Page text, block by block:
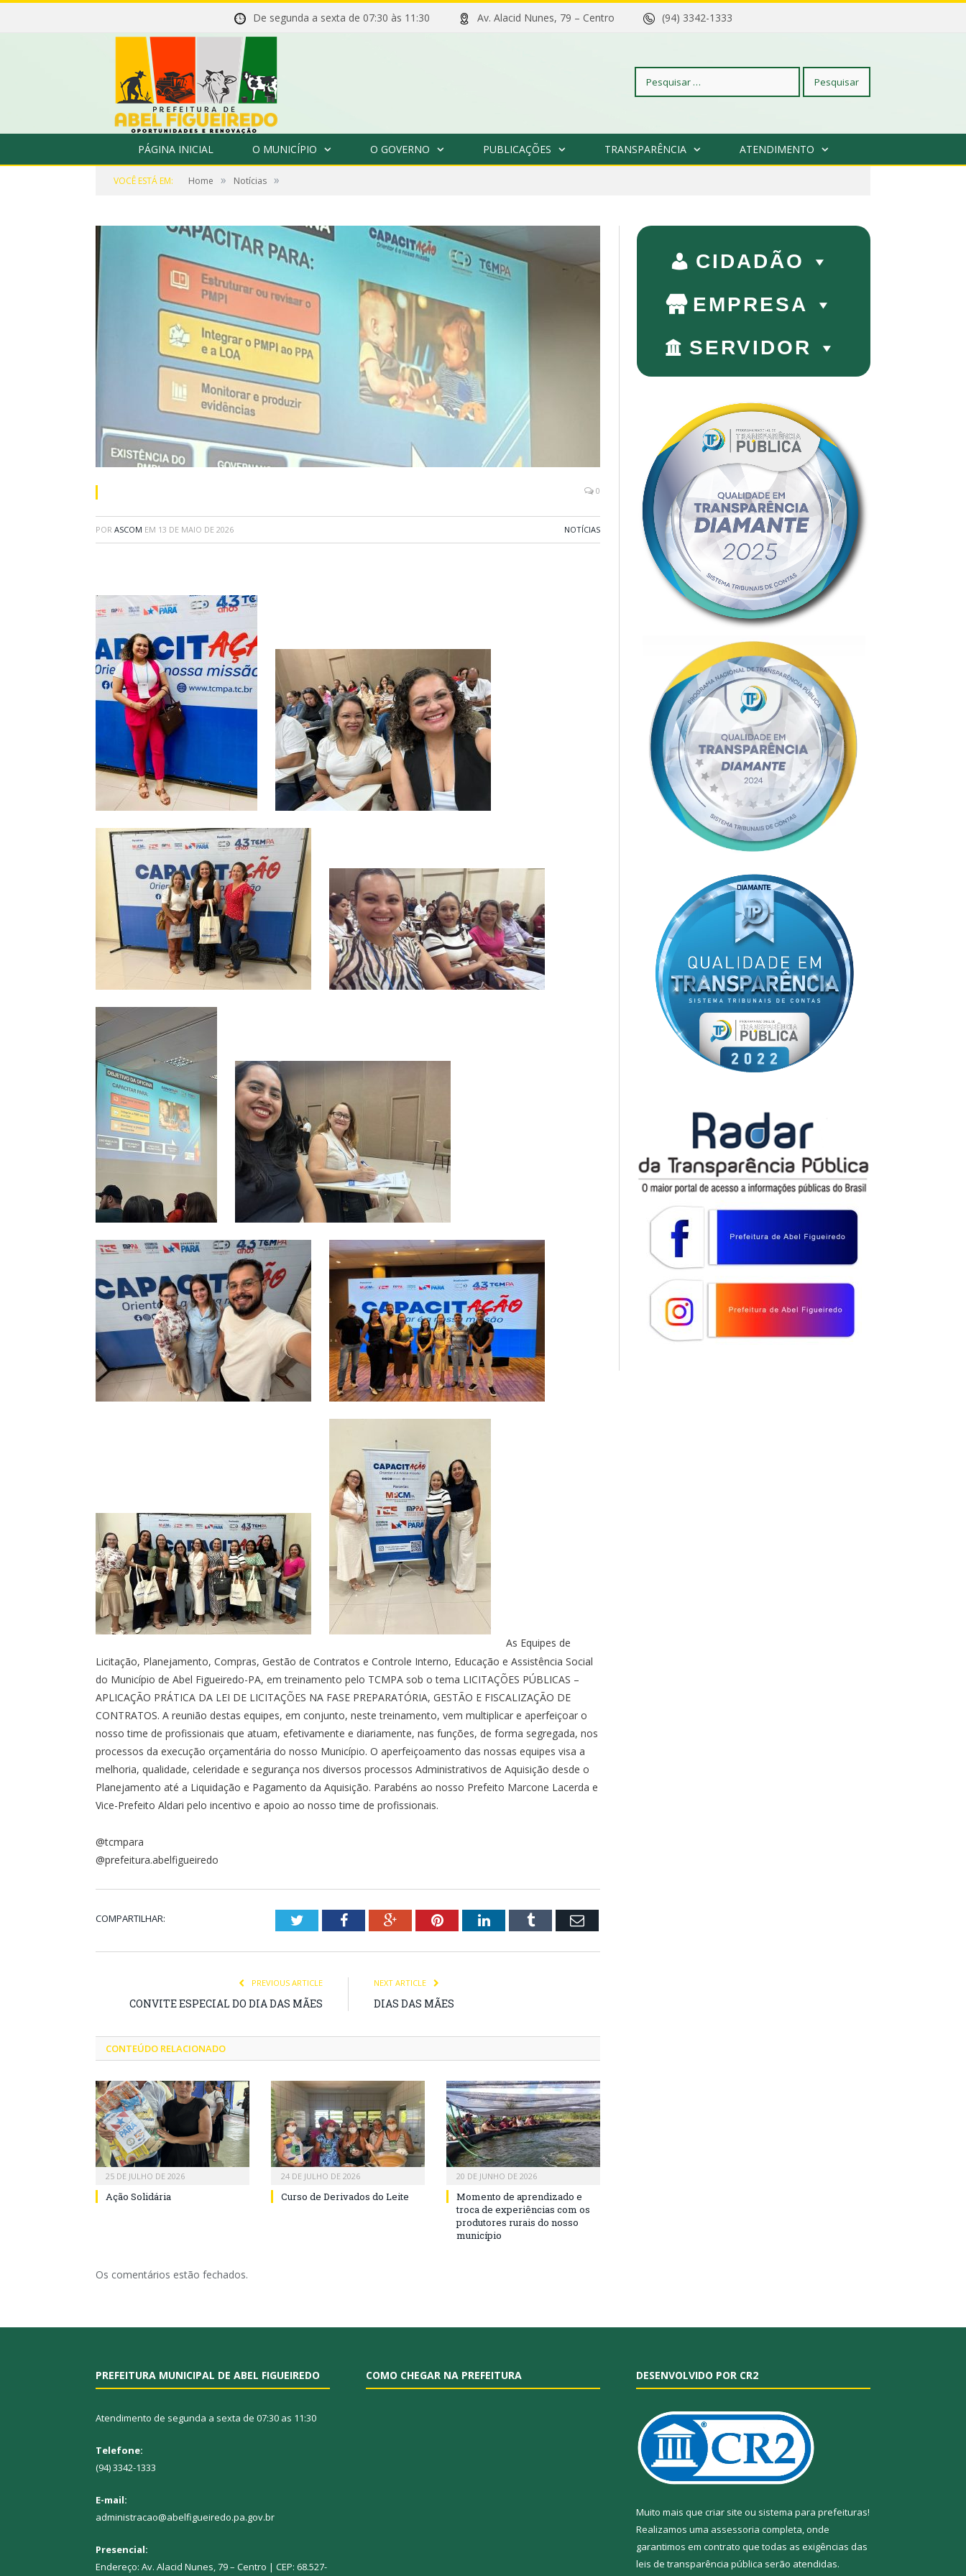
De segunda a sexta de 07:30 às 11:30 Av. Alacid Nunes, 79 – Centro (94) 3342-1333
Pesquisar
PÁGINA INICIAL O MUNICÍPIO O GOVERNO PUBLICAÇÕES TRANSPARÊNCIA ATENDIMENTO
VOCÊ ESTÁ EM: Home » Notícias »
0
POR ASCOM EM 13 DE MAIO DE 2026 NOTÍCIAS
As Equipes de
Licitação, Planejamento, Compras, Gestão de Contratos e Controle Interno, Educação e Assistência Social
do Município de Abel Figueiredo-PA, em treinamento pelo TCMPA sob o tema LICITAÇÕES PÚBLICAS –
APLICAÇÃO PRÁTICA DA LEI DE LICITAÇÕES NA FASE PREPARATÓRIA, GESTÃO E FISCALIZAÇÃO DE
CONTRATOS. A reunião destas equipes, em conjunto, neste treinamento, vem multiplicar e aperfeiçoar o
nosso time de profissionais que atuam, efetivamente e diariamente, nas funções, de forma segregada, nos
processos da execução orçamentária do nosso Município. O aperfeiçoamento das nossas equipes visa a
melhoria, qualidade, celeridade e segurança nos diversos processos Administrativos de Aquisição desde o
Planejamento até a Liquidação e Pagamento da Aquisição. Parabéns ao nosso Prefeito Marcone Lacerda e
Vice-Prefeito Aldari pelo incentivo e apoio ao nosso time de profissionais.
@tcmpara
@prefeitura.abelfigueiredo
COMPARTILHAR: TwitterFacebookGoogle+PinterestLinkedInTumblr Email
PREVIOUS ARTICLE
CONVITE ESPECIAL DO DIA DAS MÃES
NEXT ARTICLE
DIAS DAS MÃES
CONTEÚDO RELACIONADO
25 DE JULHO DE 2026
Ação Solidária
24 DE JULHO DE 2026
Curso de Derivados do Leite
20 DE JUNHO DE 2026
Momento de aprendizado e
troca de experiências com os
produtores rurais do nosso
município
Os comentários estão fechados.
CIDADÃO
EMPRESA
SERVIDOR
PREFEITURA MUNICIPAL DE ABEL FIGUEIREDO
Atendimento de segunda a sexta de 07:30 as 11:30
Telefone:
(94) 3342-1333
E-mail:
administracao@abelfigueiredo.pa.gov.br
Presencial:
Endereço: Av. Alacid Nunes, 79 – Centro | CEP: 68.527-
COMO CHEGAR NA PREFEITURA DESENVOLVIDO POR CR2
Muito mais que criar site ou sistema para prefeituras!
Realizamos uma assessoria completa, onde
garantimos em contrato que todas as exigências das
leis de transparência pública serão atendidas.